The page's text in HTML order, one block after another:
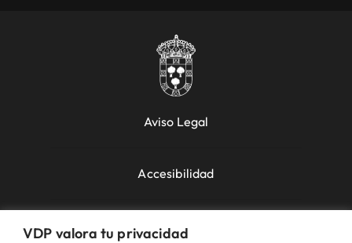
VDP valora tu privacidad
Aviso Legal
Accesibilidad
Política de Cookies